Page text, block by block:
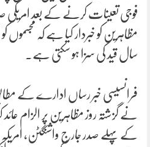
فوجی تعینات کرنے کے بعد
سال قید کی سزا ہو سکتی ہے۔
فرانسیسی خبر رساں ادارے کے
نے گزشتہ روز مظاہرین پر الزام
کے پہلے صدر جارج واشنگٹن،